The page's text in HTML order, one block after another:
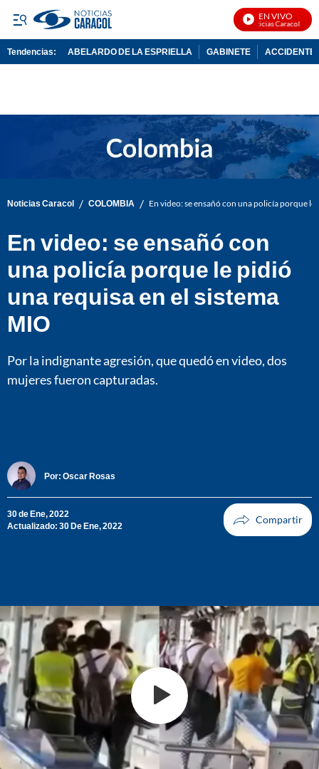
EN VIVO
Noticias Caracol En
Tendencias: ABELARDO DE LA ESPRIELLA GABINETE ACCIDENTE
Noticias Caracol / COLOMBIA / En video: se ensañó con una policía porque
En video: se ensañó con
una policía porque le pidió
una requisa en el sistema
MIO
Por la indignante agresión, que quedó en video, dos
mujeres fueron capturadas.
Por: Oscar Rosas
30 de Ene, 2022
Actualizado: 30 De Ene, 2022